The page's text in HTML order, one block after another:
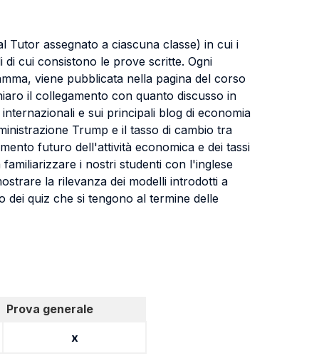
assegnato a ciascuna classe) in cui i
cui consistono le prove scritte. Ogni
viene pubblicata nella pagina del corso
il collegamento con quanto discusso in
e sui principali blog di economia
Trump e il tasso di cambio tra
futuro dell'attività economica e dei tassi
i nostri studenti con l'inglese
la rilevanza dei modelli introdotti a
quiz che si tengono al termine delle
Prova generale
x